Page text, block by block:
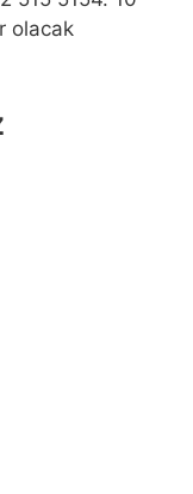
olacak